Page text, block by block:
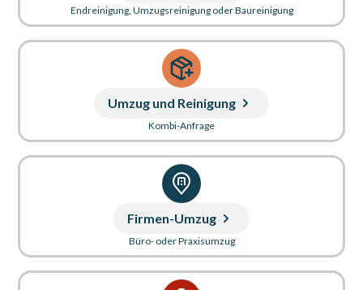
Endreinigung, Umzugsreinigung oder Baureinigung
Umzug und Reinigung
Kombi-Anfrage
Firmen-Umzug
Büro- oder Praxisumzug